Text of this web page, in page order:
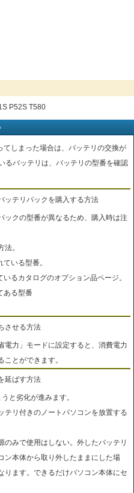
P52S T580
しまった場合は、バッテリの交換が
るバッテリは、バッテリの型番を確認
ッテリパックを購入する方法
ックの型番が異なるため、購入時は注
。
いる型番。
るカタログのオプション品ページ。
ある型番
させる方法
電力」モードに設定すると、消費電力
とができます。
延ばす方法
と劣化が進みます。
テリ付きのノートパソコンを放置する
みで使用はしない。外したバッテリ
ン本体から取り外したままにした場
ります。できるだけパソコン本体にセ